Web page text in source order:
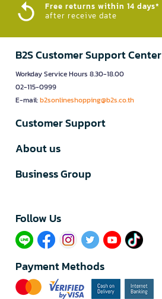
Free returns within 14 days*
after receive date
B2S Customer Support Center
Workday Service Hours 8.30-18.00
02-115-0999
E-mail:b2sonlineshopping@b2s.co.th
Customer Support
About us
Business Group
Follow Us​
Payment Methods